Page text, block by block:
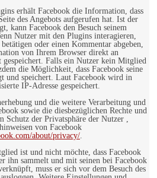
erhält Facebook die Information, dass
des Angebots aufgerufen hat. Ist der
kann Facebook den Besuch seinem
Nutzer mit den Plugins interagieren,
oder einen Kommentar abgeben,
von Ihrem Browser direkt an
Falls ein Nutzer kein Mitglied
die Möglichkeit, dass Facebook seine
und speichert. Laut Facebook wird in
IP-Adresse gespeichert.
und die weitere Verarbeitung und
sowie die diesbezüglichen Rechte und
Schutz der Privatsphäre der Nutzer ,
von Facebook
about/privacy/.
ist und nicht möchte, dass Facebook
ihn sammelt und mit seinen bei Facebook
muss er sich vor dem Besuch des